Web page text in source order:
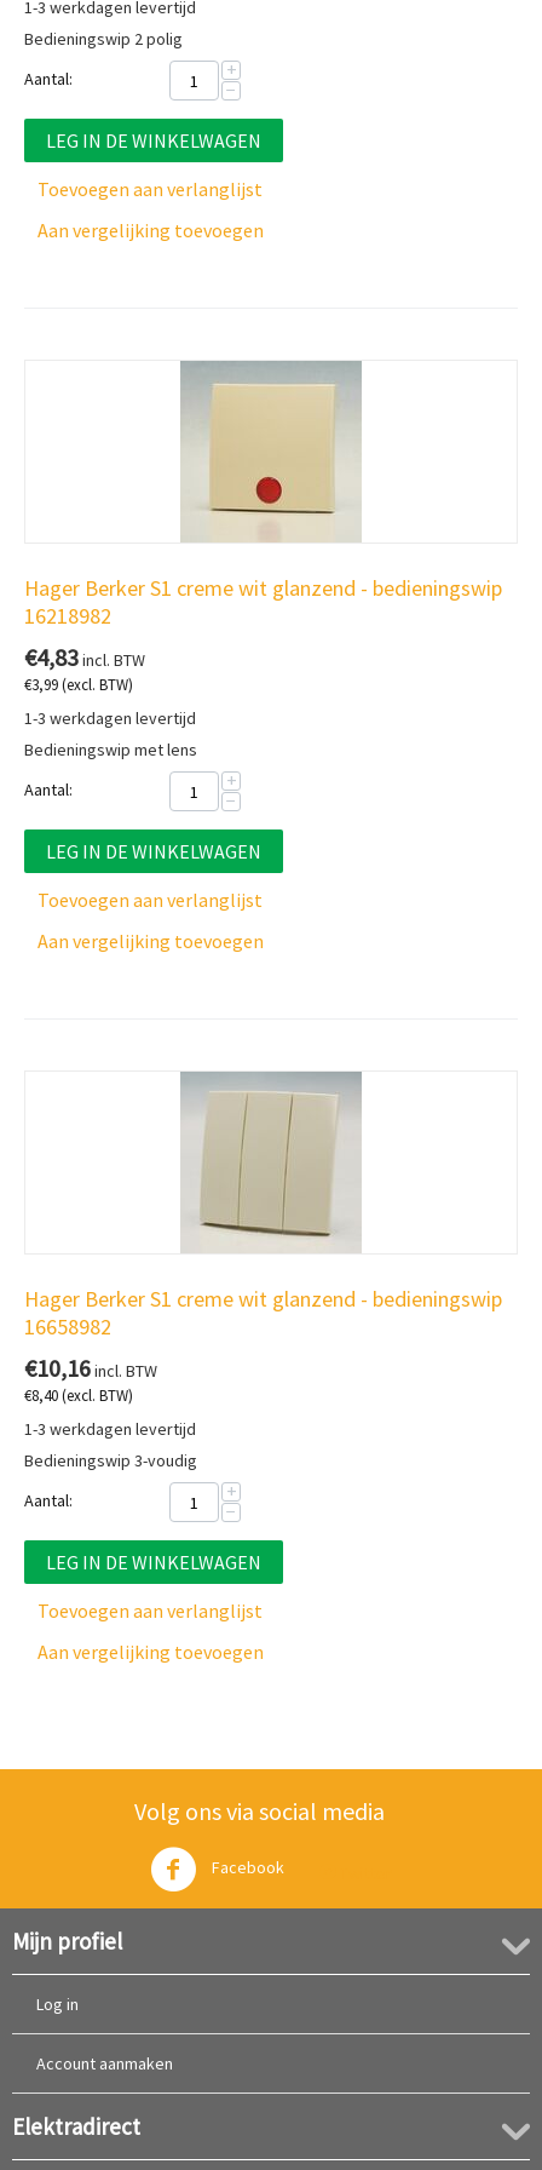
1-3 werkdagen levertijd
Bedieningswip 2 polig
Aantal:
+
−
LEG IN DE WINKELWAGEN
Toevoegen aan verlanglijst
Aan vergelijking toevoegen
Hager Berker S1 creme wit glanzend - bedieningswip
16218982
€4,83incl. BTW
€3,99(excl. BTW)
1-3 werkdagen levertijd
Bedieningswip met lens
Aantal:
+
−
LEG IN DE WINKELWAGEN
Toevoegen aan verlanglijst
Aan vergelijking toevoegen
Hager Berker S1 creme wit glanzend - bedieningswip
16658982
€10,16incl. BTW
€8,40(excl. BTW)
1-3 werkdagen levertijd
Bedieningswip 3-voudig
Aantal:
+
−
LEG IN DE WINKELWAGEN
Toevoegen aan verlanglijst
Aan vergelijking toevoegen
Volg ons via social media
Facebook
Mijn profiel
Log in
Account aanmaken
Elektradirect